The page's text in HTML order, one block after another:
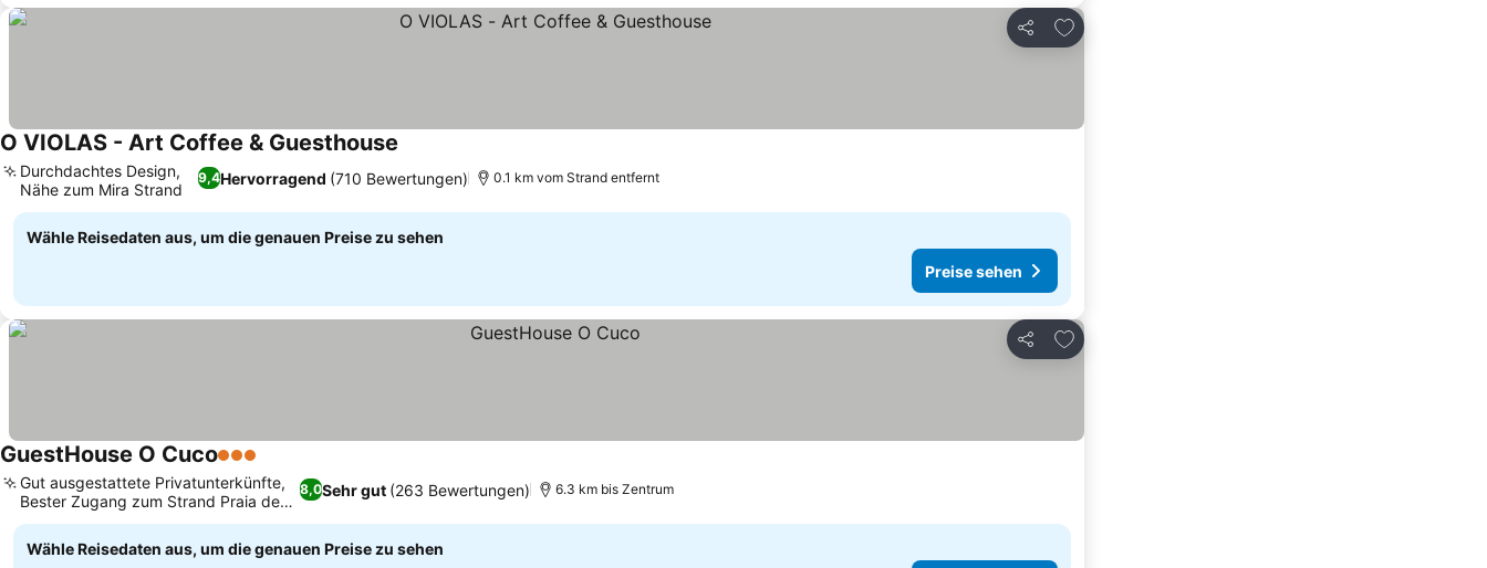
Teilen
Zu Favoriten hinzufügen
O VIOLAS - Art Coffee & Guesthouse
9,4Hervorragend (710 Bewertungen)
Durchdachtes Design,
Nähe zum Mira Strand
0.1 km vom Strand entfernt
Wähle Reisedaten aus, um die genauen Preise zu sehen
Preise sehen
Teilen
Zu Favoriten hinzufügen
GuestHouse O Cuco3 Sterne
8,0Sehr gut (263 Bewertungen)
Gut ausgestattete Privatunterkünfte,
Bester Zugang zum Strand Praia de
Mira
6.3 km bis Zentrum
Wähle Reisedaten aus, um die genauen Preise zu sehen